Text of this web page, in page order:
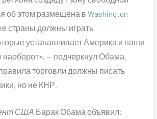
об этом размещена в Washington
страны должны играть
устанавливает Америка и наши
наоборот», — подчеркнул Обама.
торговли должны писать
но не КНР.
США Барак Обама объявил: